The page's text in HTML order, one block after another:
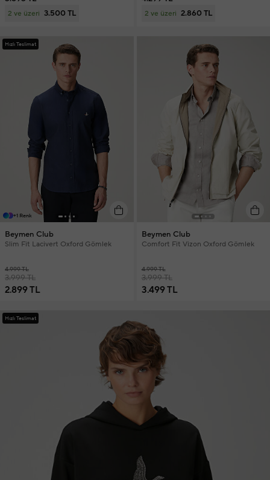
2 ve üzeri 3.500 TL 2 ve üzeri 2.860 TL
Hızlı Teslimat
+1 Renk
Beymen Club
Slim Fit Lacivert Oxford Gömlek
4.999 TL
3.999 TL
2.899 TL
Beymen Club
Comfort Fit Vizon Oxford Gömlek
4.999 TL
3.999 TL
3.499 TL
Hızlı Teslimat